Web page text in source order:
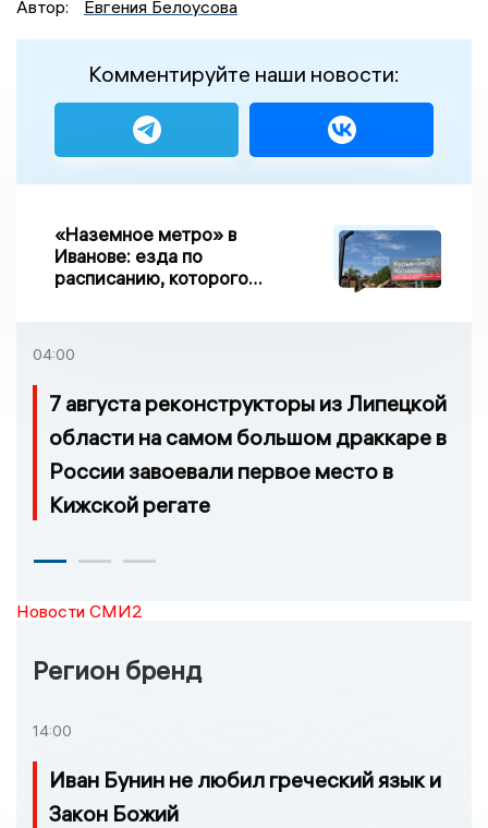
Автор:
Евгения Белоусова
Комментируйте наши новости:
«Наземное метро» в
Иванове: езда по
расписанию, которого
04:00
7 августа реконструкторы из Липецкой
области на самом большом драккаре в
России завоевали первое место в
Кижской регате
Новости СМИ2
Регион бренд
14:00
Иван Бунин не любил греческий язык и
Закон Божий